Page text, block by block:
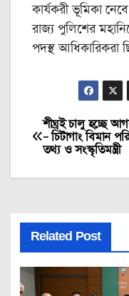
কার্যকরী ভূমিকা
রাজ্য পুলিশের
পদস্থ আধিকারিকরা
Post
navigation
শীঘ্রই চালু হচ্ছে
– চিটাগাং বিমান
তথ্য ও সংস্কৃতিমন্ত্রী
Related Post